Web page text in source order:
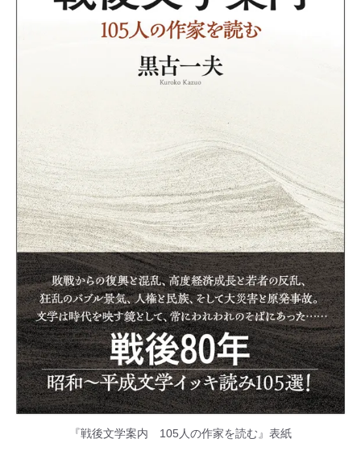
『戦後文学案内 105人の作家を読む』表紙